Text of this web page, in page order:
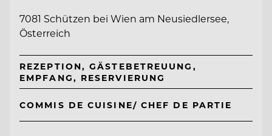
7081 Schützen bei Wien am Neusiedlersee,
Österreich
REZEPTION, GÄSTEBETREUUNG,
EMPFANG, RESERVIERUNG
COMMIS DE CUISINE/ CHEF DE PARTIE